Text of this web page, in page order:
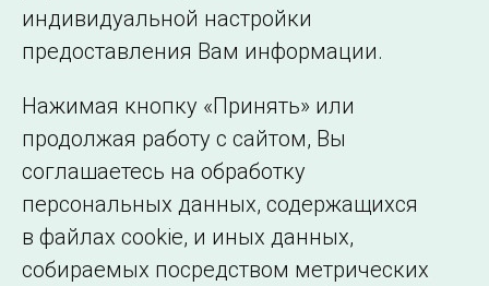
©2005–2026 АО «СО ЕЭС»
Филиалы и
представительства
образовательной
организации
индивидуальной настройки
предоставления Вам информации.
Нажимая кнопку «Принять» или
продолжая работу с сайтом, Вы
соглашаетесь на обработку
персональных данных, содержащихся
в файлах cookie, и иных данных,
собираемых посредством метрических